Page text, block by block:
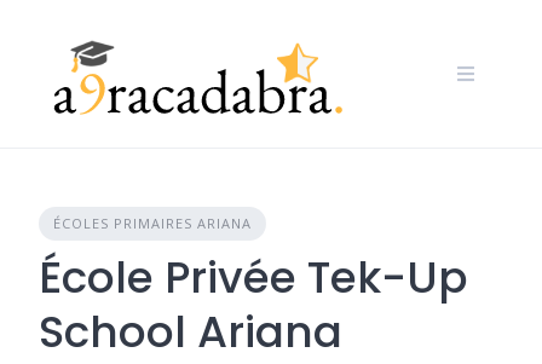
ÉCOLES PRIMAIRES ARIANA
École Privée Tek-Up
School Ariana